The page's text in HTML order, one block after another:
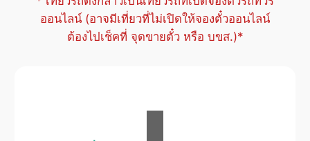
ออนไลน์ (อาจมีเที่ยวที่ไม่เปิดให้จองตั๋วออนไลน์
ต้องไปเช็คที่ จุดขายตั๋ว หรือ บขส.)*